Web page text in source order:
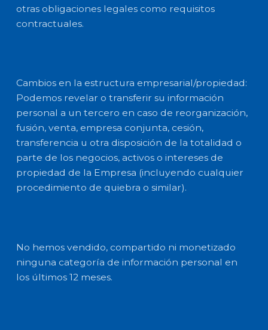
otras obligaciones legales como requisitos
contractuales.
Cambios en la estructura empresarial/propiedad:
Podemos revelar o transferir su información
personal a un tercero en caso de reorganización,
fusión, venta, empresa conjunta, cesión,
transferencia u otra disposición de la totalidad o
parte de los negocios, activos o intereses de
propiedad de la Empresa (incluyendo cualquier
procedimiento de quiebra o similar).
No hemos vendido, compartido ni monetizado
ninguna categoría de información personal en
los últimos 12 meses.